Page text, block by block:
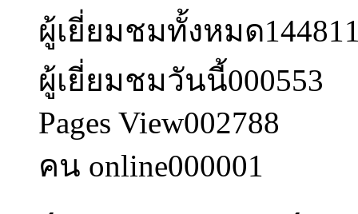
ผู้เยี่ยมชมทั้งหมด
ผู้เยี่ยมชมวันนี้000553
Pages View002788
คน online000001